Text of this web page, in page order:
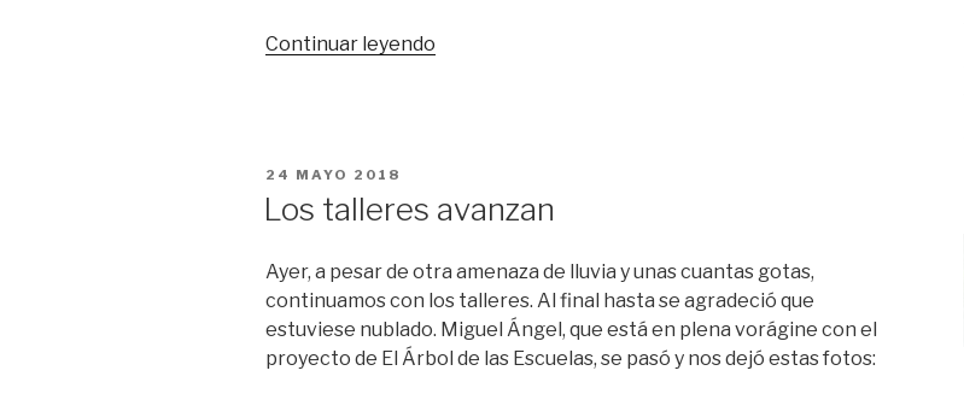
Continuar leyendo
historia
más
de
30
años.»
PUBLICADO
24 MAYO 2018
Los talleres avanzan
Ayer, a pesar de otra amenaza de lluvia y unas cuantas gotas,
continuamos con los talleres. Al final hasta se agradeció que
estuviese nublado. Miguel Ángel, que está en plena vorágine con el
proyecto de El Árbol de las Escuelas, se pasó y nos dejó estas fotos: